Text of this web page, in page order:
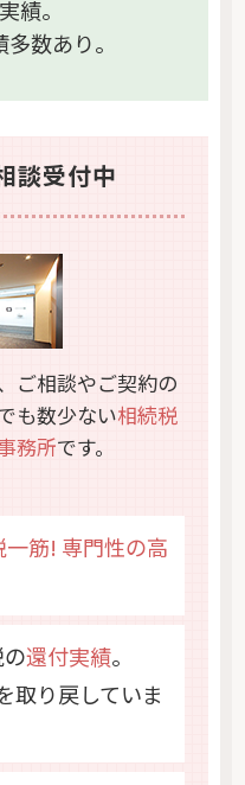
績。
数あり。
談受付中
ご相談やご契約の
も数少ない相続税
務所です。
筋! 専門性の高
還付実績。
取り戻していま